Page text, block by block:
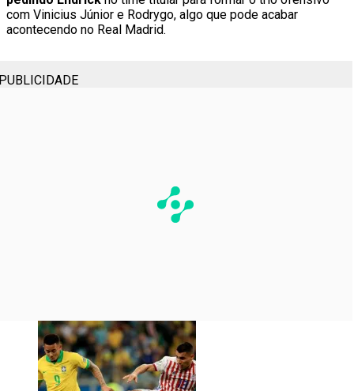
com Vinicius Júnior e Rodrygo, algo que pode acabar
acontecendo no Real Madrid.